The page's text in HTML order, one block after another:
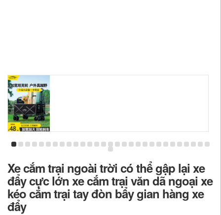
Xe cắm trại ngoài trời có thể gập lại xe
đẩy cực lớn xe cắm trại văn dã ngoại xe
kéo cắm trại tay đòn bẩy gian hàng xe
đẩy